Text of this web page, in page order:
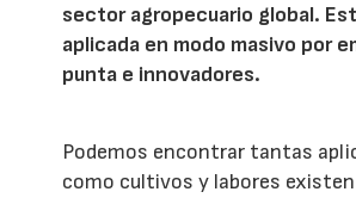
sector agropecuario global.
aplicada en modo masivo por
punta e innovadores.
Podemos encontrar tantas
como cultivos y labores existen